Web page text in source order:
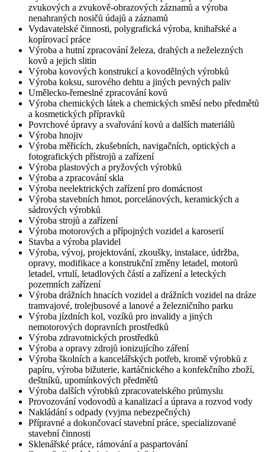
zvukových a zvukově-obrazových záznamů a výroba
nenahraných nosičů údajů a záznamů
Vydavatelské činnosti, polygrafická výroba, knihařské a
kopírovací práce
Výroba a hutní zpracování železa, drahých a neželezných
kovů a jejich slitin
Výroba kovových konstrukcí a kovodělných výrobků
Výroba koksu, surového dehtu a jiných pevných paliv
Umělecko-řemeslné zpracování kovů
Výroba chemických látek a chemických směsí nebo předmětů
a kosmetických přípravků
Povrchové úpravy a svařování kovů a dalších materiálů
Výroba hnojiv
Výroba měřicích, zkušebních, navigačních, optických a
fotografických přístrojů a zařízení
Výroba plastových a pryžových výrobků
Výroba a zpracování skla
Výroba neelektrických zařízení pro domácnost
Výroba stavebních hmot, porcelánových, keramických a
sádrových výrobků
Výroba strojů a zařízení
Výroba motorových a přípojných vozidel a karoserií
Stavba a výroba plavidel
Výroba, vývoj, projektování, zkoušky, instalace, údržba,
opravy, modifikace a konstrukční změny letadel, motorů
letadel, vrtulí, letadlových částí a zařízení a leteckých
pozemních zařízení
Výroba drážních hnacích vozidel a drážních vozidel na dráze
tramvajové, trolejbusové a lanové a železničního parku
Výroba jízdních kol, vozíků pro invalidy a jiných
nemotorových dopravních prostředků
Výroba zdravotnických prostředků
Výroba a opravy zdrojů ionizujícího záření
Výroba školních a kancelářských potřeb, kromě výrobků z
papíru, výroba bižuterie, kartáčnického a konfekčního zboží,
deštníků, upomínkových předmětů
Výroba dalších výrobků zpracovatelského průmyslu
Provozování vodovodů a kanalizací a úprava a rozvod vody
Nakládání s odpady (vyjma nebezpečných)
Přípravné a dokončovací stavební práce, specializované
stavební činnosti
Sklenářské práce, rámování a paspartování